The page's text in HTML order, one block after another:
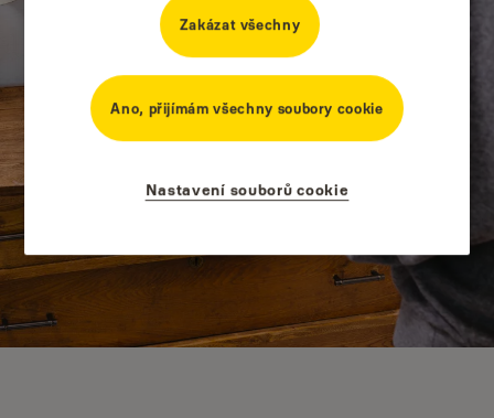
Zakázat všechny
Ano, přijímám všechny soubory cookie
Nastavení souborů cookie